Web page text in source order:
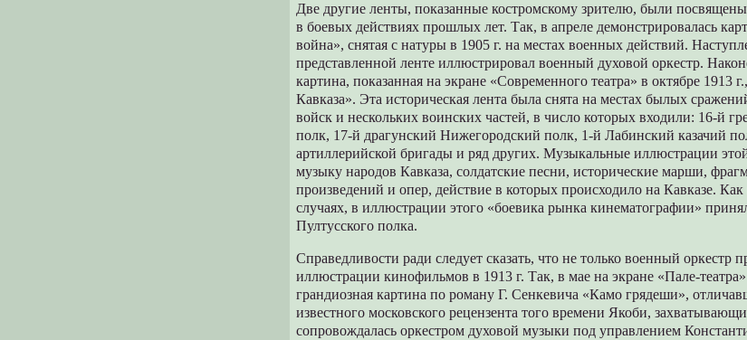
Две другие ленты, показанные костромскому зрителю, были
в боевых действиях прошлых лет. Так, в апреле демонстрировалась
война», снятая с натуры в 1905 г. на местах военных действий.
представленной ленте иллюстрировал военный духовой оркестр.
картина, показанная на экране «Современного театра» в октябре 1913
Кавказа». Эта историческая лента была снята на местах былых
войск и нескольких воинских частей, в число которых входили: 16-й
полк, 17-й драгунский Нижегородский полк, 1-й Лабинский казачий
артиллерийской бригады и ряд других. Музыкальные иллюстрации
музыку народов Кавказа, солдатские песни, исторические марши,
произведений и опер, действие в которых происходило на Кавказе.
случаях, в иллюстрации этого «боевика рынка кинематографии»
Пултусского полка.
Справедливости ради следует сказать, что не только военный оркестр
иллюстрации кинофильмов в 1913 г. Так, в мае на экране «Пале-
грандиозная картина по роману Г. Сенкевича «Камо грядеши»,
известного московского рецензента того времени Якоби,
сопровождалась оркестром духовой музыки под управлением